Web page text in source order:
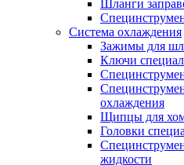
Шланги
Система охлаждения
Зажимы для
Ключи
охлаждения
Щипцы для
Головки
жидкости